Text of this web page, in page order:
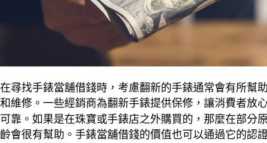
在尋找手錶當舖借錢時，考慮翻新的手錶通常會有所幫
和維修。一些經銷商為翻新手錶提供保修，讓消費者放
可靠。如果是在珠寶或手錶店之外購買的，那麼在部分
齡會很有幫助。手錶當舖借錢的價值也可以通過它的認